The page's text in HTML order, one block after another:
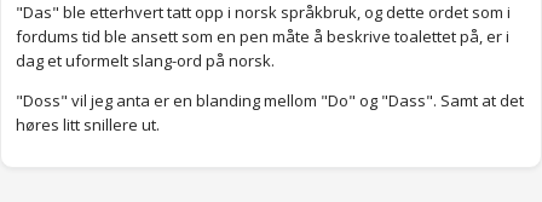
"Das" ble etterhvert tatt opp i norsk språkbruk, og dette ordet som i
fordums tid ble ansett som en pen måte å beskrive toalettet på, er i
dag et uformelt slang-ord på norsk.
"Doss" vil jeg anta er en blanding mellom "Do" og "Dass". Samt at det
høres litt snillere ut.